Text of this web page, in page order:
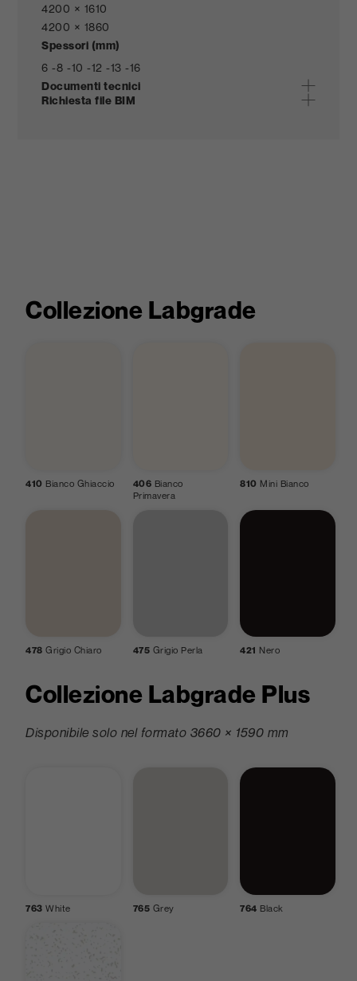
4200 × 1610
4200 × 1860
Spessori (mm)
6 -8 -10 -12 -13 -16
Documenti tecnici
Richiesta file BIM
Collezione Labgrade
410 Bianco Ghiaccio 406 Bianco
Primavera
810 Mini Bianco
478 Grigio Chiaro 475 Grigio Perla 421 Nero
Collezione Labgrade Plus
Disponibile solo nel formato 3660 × 1590 mm
763 White 765 Grey 764 Black